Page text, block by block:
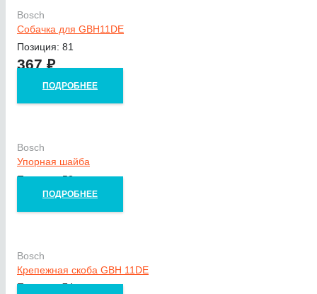
Bosch
Собачка для GBH11DE
Позиция: 81
367₽
ПОДРОБНЕЕ
Bosch
Упорная шайба
Позиция: 53
ПОДРОБНЕЕ
Bosch
Крепежная скоба GBH 11DE
Позиция: 74